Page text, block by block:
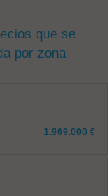
que se
por zona
1.969.000 €